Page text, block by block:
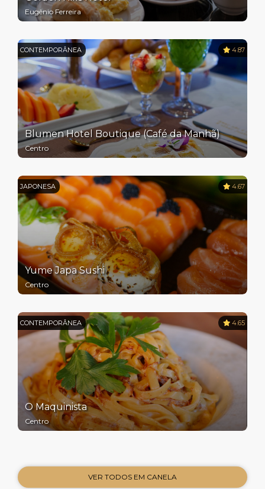
Eugênio Ferreira
CONTEMPORÂNEA 4.87
Blumen Hotel Boutique (Café da Manhã)
Centro
JAPONESA 4.67
Yume Japa Sushi
Centro
CONTEMPORÂNEA 4.65
O Maquinista
Centro
VER TODOS EM CANELA